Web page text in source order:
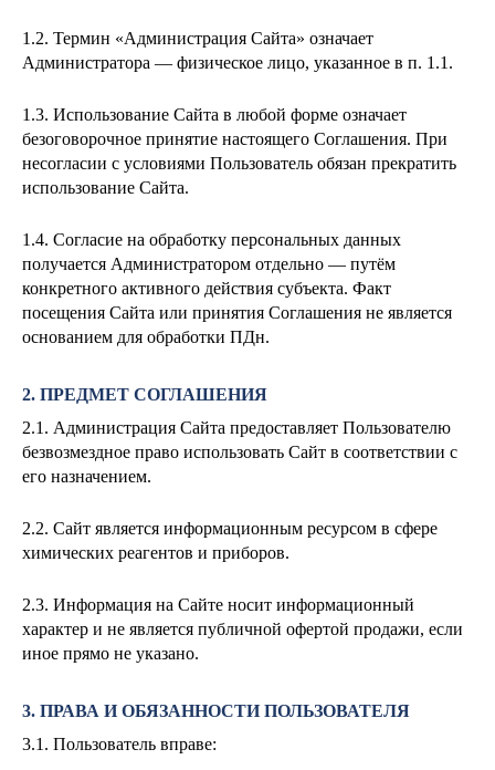
1.2. Термин «Администрация Сайта» означает
Администратора — физическое лицо, указанное в п. 1.1.
1.3. Использование Сайта в любой форме означает
безоговорочное принятие настоящего Соглашения. При
несогласии с условиями Пользователь обязан прекратить
использование Сайта.
1.4. Согласие на обработку персональных данных
получается Администратором отдельно — путём
конкретного активного действия субъекта. Факт
посещения Сайта или принятия Соглашения не является
основанием для обработки ПДн.
2. ПРЕДМЕТ СОГЛАШЕНИЯ
2.1. Администрация Сайта предоставляет Пользователю
безвозмездное право использовать Сайт в соответствии с
его назначением.
2.2. Сайт является информационным ресурсом в сфере
химических реагентов и приборов.
2.3. Информация на Сайте носит информационный
характер и не является публичной офертой продажи, если
иное прямо не указано.
3. ПРАВА И ОБЯЗАННОСТИ ПОЛЬЗОВАТЕЛЯ
3.1. Пользователь вправе: